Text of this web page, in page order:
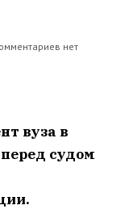
нет
вуза в
судом